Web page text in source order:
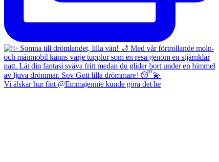
Vi älskar hur fint @Emmajennie kunde göra det he